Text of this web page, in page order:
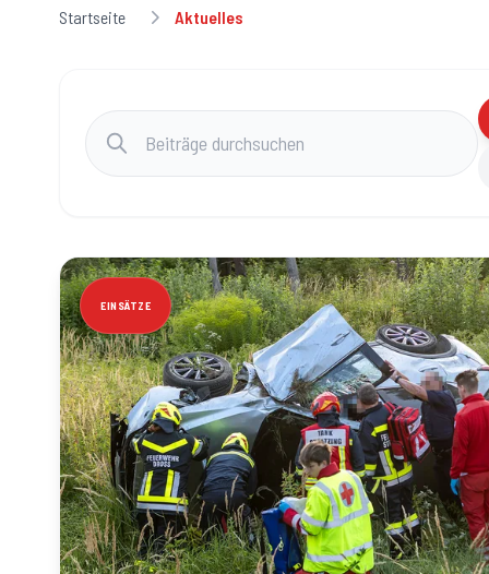
Startseite Aktuelles
Beiträge durchsuchen
EINSÄTZE